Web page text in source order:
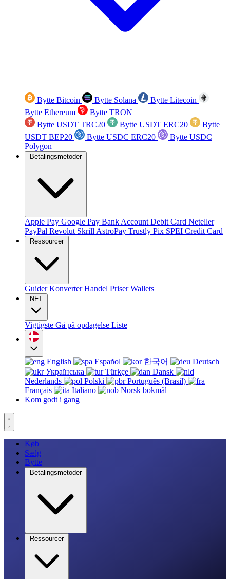
Bytte Bitcoin Bytte Solana
Bytte Litecoin
Bytte Ethereum
Bytte TRON
Bytte USDT TRC20
Bytte USDT ERC20
Bytte
USDT BEP20
Bytte USDC ERC20
Bytte USDC
Polygon
Betalingsmetoder
Apple Pay Google Pay Bank Account Debit Card Neteller
PayPal Revolut Skrill AstroPay Trustly Pix SPEI Credit Card
Ressourcer
GuiderKonverterHandel PriserWallets
NFT
Vigtigste Gå på opdagelse Liste
English Español 한국어
Deutsch
Українська
Türkçe
Dansk
Nederlands
Polski
Português (Brasil)
Français
Italiano
Norsk bokmål
Kom godt i gang
Køb
Sælg
Bytte
Betalingsmetoder
Ressourcer